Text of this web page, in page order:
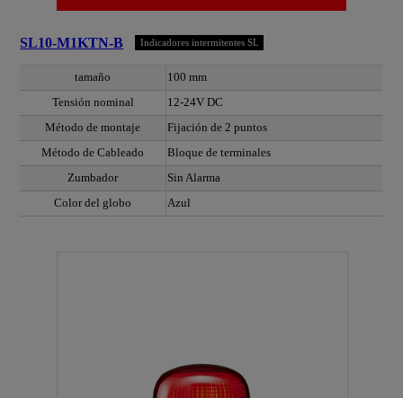
SL10-M1KTN-B Indicadores intermitentes SL
tamaño
100 mm
Tensión nominal
12-24V DC
Método de montaje
Fijación de 2 puntos
Método de Cableado
Bloque de terminales
Zumbador
Sin Alarma
Color del globo
Azul